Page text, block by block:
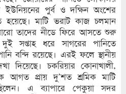
ইউনিয়নের পুর্ব ও দক্ষিন অংশের
হয়েছে। মাটি ভরাট কাজ চলমান
তাদের নীডে ফিরে আসতে শুরু
সপ্তাহ ধরে সাগরের পানিতে
বন্দি রয়েছে। এরই ফলে স্থানীয়
দিয়েছে। চকরিয়ার কোনাখালী,
আগত প্রায় দু’শত শ্রমিক মাটি
এ ব্যাপারে পেকুয়া সদর